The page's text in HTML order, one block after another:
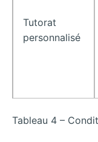
Tutorat
personnalisé
Tableau 4 –